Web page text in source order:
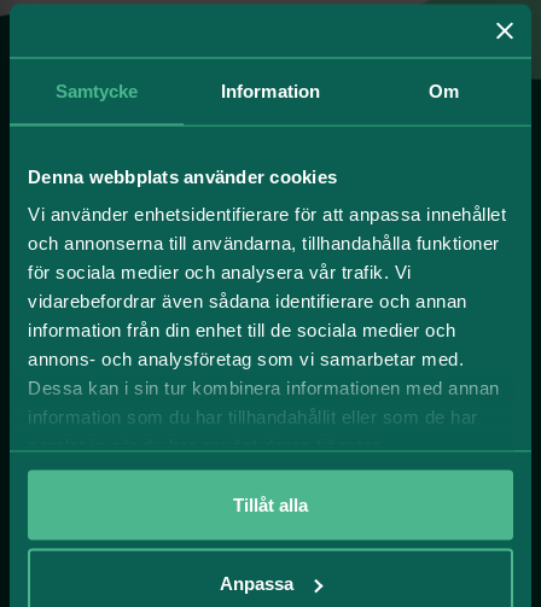
Samtycke Information Om
Denna webbplats använder cookies
Vi använder enhetsidentifierare för att anpassa innehållet
och annonserna till användarna, tillhandahålla funktioner
för sociala medier och analysera vår trafik. Vi
vidarebefordrar även sådana identifierare och annan
information från din enhet till de sociala medier och
annons- och analysföretag som vi samarbetar med.
Dessa kan i sin tur kombinera informationen med annan
information som du har tillhandahållit eller som de har
samlat in när du har använt deras tjänster.
Tillåt alla
Anpassa
Miljöer att växa i.
Sök lokal
Gärdet
Hagalund
Hagastaden
Solna
Solna strand
Stockholm city
Kamerabevakning